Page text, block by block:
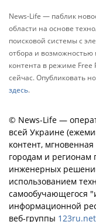
News-Life — паблик
области на основе
поисковой системы с
отбора и возможностью
контента в режиме
сейчас. Опубликовать
здесь.
© News-Life —
всей Украине
контент,
городам и
инженерных
использованием
самообучающегося
информационной
веб-группы 123ru.net